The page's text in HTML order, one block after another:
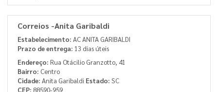
Correios -Anita Garibaldi
Estabelecimento: AC ANITA GARIBALDI
Prazo de entrega: 13 dias úteis
Endereço: Rua Otácilio Granzotto, 41
Bairro: Centro
Cidade: Anita Garibaldi Estado: SC
CEP: 88590-959